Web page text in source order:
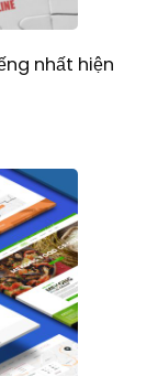
nhất hiện